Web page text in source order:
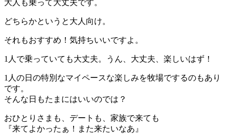
大人も乗って大丈夫です。
どちらかというと大人向け。
それもおすすめ！気持ちいいですよ。
1人で乗っていても大丈夫。うん、大丈夫、楽しいはず！
1人の日の特別なマイペースな楽しみを牧場でするのもあり
です。
そんな日もたまにはいいのでは？
おひとりさまも、デートも、家族で来ても
『来てよかったぁ！また来たいなあ』